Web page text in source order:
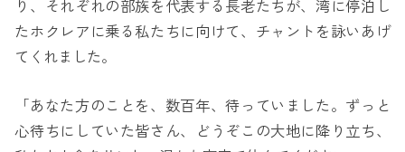
り、それぞれの部族を代表する長老たちが、湾に停泊し
たホクレアに乗る私たちに向けて、チャントを詠いあげ
てくれました。
「あなた方のことを、数百年、待っていました。ずっと
心待ちにしていた皆さん、どうぞこの大地に降り立ち、